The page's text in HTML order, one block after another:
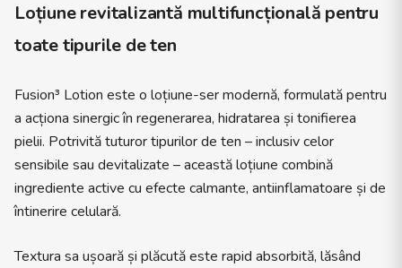
Loțiune revitalizantă multifuncțională pentru
toate tipurile de ten
Fusion³ Lotion este o loțiune-ser modernă, formulată pentru
a acționa sinergic în regenerarea, hidratarea și tonifierea
pielii. Potrivită tuturor tipurilor de ten – inclusiv celor
sensibile sau devitalizate – această loțiune combină
ingrediente active cu efecte calmante, antiinflamatoare și de
întinerire celulară.
Textura sa ușoară și plăcută este rapid absorbită, lăsând